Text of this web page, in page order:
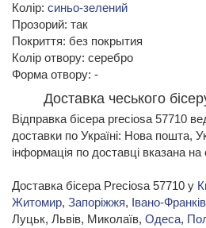
Колір: синьо-зелений
Прозорий: так
Покриття: без покрытия
Колір отвору: серебро
Форма отвору: -
Доставка чеського
Відправка бісера preciosa 57710
доставки по Україні: Нова пошта,
інформація по доставці вказана на
Доставка бісера Preciosa 57710 у
Житомир, Запоріжжя, Івано-
Луцьк, Львів, Миколаїв, Одеса,